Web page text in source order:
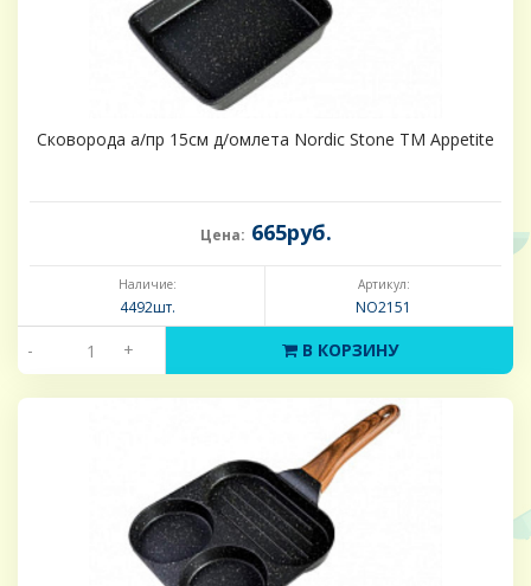
Сковорода а/пр 15см д/омлета Nordic Stone ТМ Appetite
Цена: 665руб.
Наличие:
4492шт.
Артикул:
NO2151
- + В КОРЗИНУ